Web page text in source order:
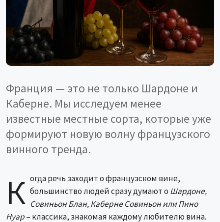
Франция — это не только Шардоне и
Каберне. Мы исследуем менее
известные местные сорта, которые уже
формируют новую волну французского
винного тренда.
К огда речь заходит о французском вине,
большинство людей сразу думают о Шардоне,
Совиньон Блан, Каберне Совиньон или Пино
Нуар– классика, знакомая каждому любителю вина.